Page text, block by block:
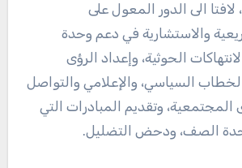
لافتا الى الدور المعول على
والاستشارية في دعم وحدة
الحوثية، وإعداد الرؤى
الخطاب السياسي، والإعلامي والتواصل
وتقديم المبادرات التي
الصف، ودحض التضليل.